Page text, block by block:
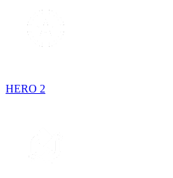
HERO 2